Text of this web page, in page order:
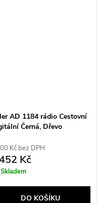
AD 1184 rádio Cestovní
Černá, Dřevo
Kč bez DPH
Kč
Skladem
DO KOŠÍKU